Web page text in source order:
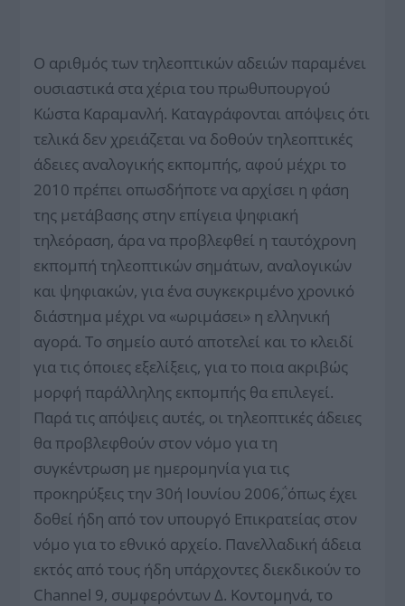
Ο αριθμός των τηλεοπτικών αδειών παραμένει
ουσιαστικά στα χέρια του πρωθυπουργού
Κώστα Καραμανλή. Καταγράφονται απόψεις ότι
τελικά δεν χρειάζεται να δοθούν τηλεοπτικές
άδειες αναλογικής εκπομπής, αφού μέχρι το
2010 πρέπει οπωσδήποτε να αρχίσει η φάση
της μετάβασης στην επίγεια ψηφιακή
τηλεόραση, άρα να προβλεφθεί η ταυτόχρονη
εκπομπή τηλεοπτικών σημάτων, αναλογικών
και ψηφιακών, για ένα συγκεκριμένο χρονικό
διάστημα μέχρι να «ωριμάσει» η ελληνική
αγορά. Το σημείο αυτό αποτελεί και το κλειδί
για τις όποιες εξελίξεις, για το ποια ακριβώς
μορφή παράλληλης εκπομπής θα επιλεγεί.
Παρά τις απόψεις αυτές, οι τηλεοπτικές άδειες
θα προβλεφθούν στον νόμο για τη
συγκέντρωση με ημερομηνία για τις
προκηρύξεις την 30ή Ιουνίου 2006΅, όπως έχει
δοθεί ήδη από τον υπουργό Επικρατείας στον
νόμο για το εθνικό αρχείο. Πανελλαδική άδεια
εκτός από τους ήδη υπάρχοντες διεκδικούν το
Channel 9, συμφερόντων Δ. Κοντομηνά, το